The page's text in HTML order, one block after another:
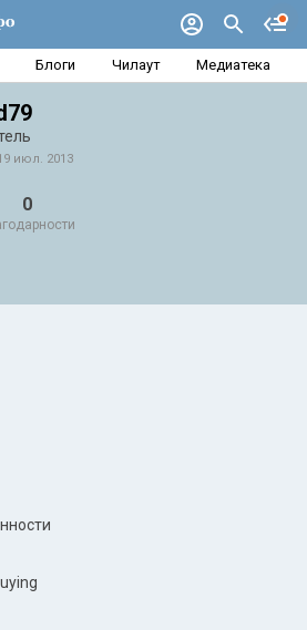
Блоги Чилаут Медиатека
июл. 2013
0